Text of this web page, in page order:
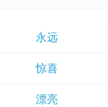
永远
惊喜
漂亮